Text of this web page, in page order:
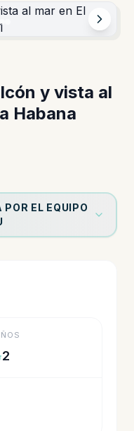
y vista al
Habana
EL EQUIPO
2